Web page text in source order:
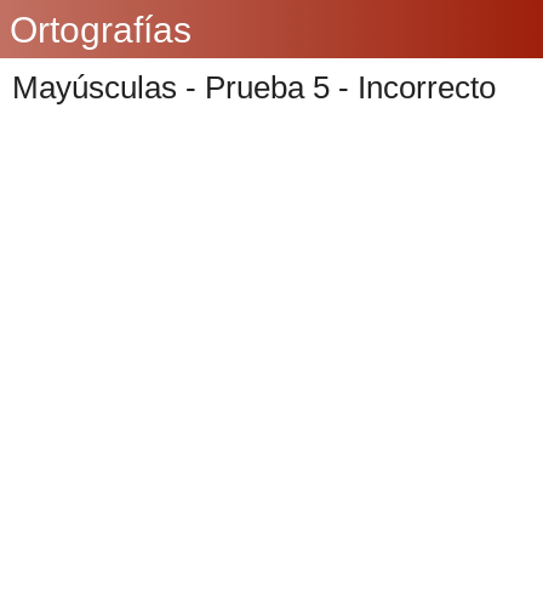
Ortografías
Mayúsculas - Prueba 5 - Incorrecto